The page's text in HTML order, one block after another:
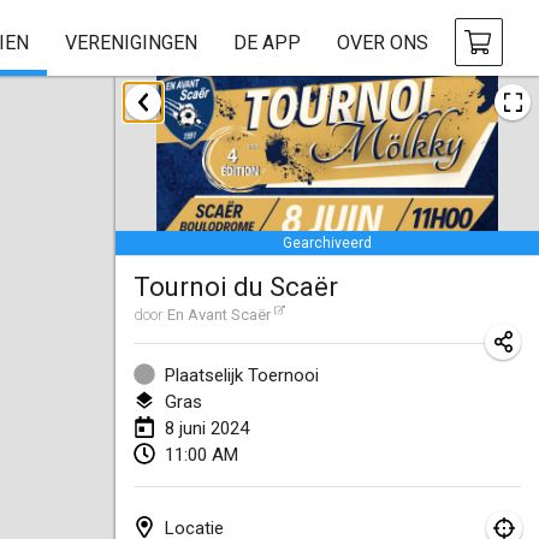
VERENIGINGEN DE APP OVER ONS
Gearchiveerd
Tournoi du Scaër
door En Avant Scaër
Plaatselijk Toernooi
Gras
8 juni 2024
11:00 AM
Locatie
januari 2024
Deutsche Mölkky Meisterschaft - INDOOR / OPEN
20 jan. 2024|Duitsland
Indoor Polish Open 2024 - Singles
20 jan. 2024|Polen
Open de Boulay Triplette
20 jan. 2024|Frankrijk
Tournoi Mixte ASPTTOM
20 jan. 2024